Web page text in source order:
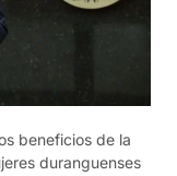
beneficios de la
duranguenses